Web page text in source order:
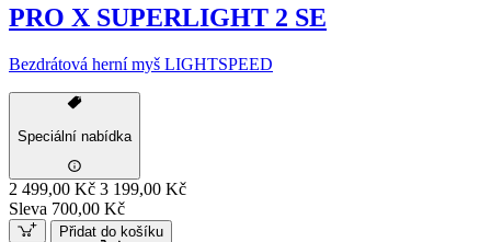
PRO X SUPERLIGHT 2 SE
Bezdrátová herní myš LIGHTSPEED
Speciální nabídka
2 499,00 Kč 3 199,00 Kč
Sleva 700,00 Kč
Přidat do košíku